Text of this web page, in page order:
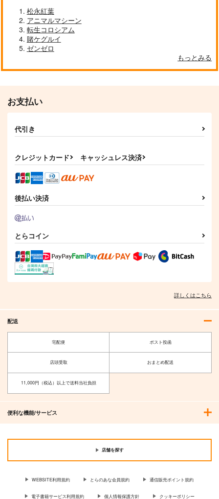
松永紅葉
アニマルマシーン
転生コロシアム
賭ケグルイ
ゼンゼロ
もっとみる
お支払い
代引き
クレジットカード キャッシュレス決済
後払い決済
とらコイン
詳しくはこちら
配送
宅配便 ポスト投函
店頭受取 おまとめ配送
11,000円（税込）以上で送料当社負担
便利な機能/サービス
店舗を探す
WEBSITE利用規約 とらのあな会員規約 通信販売ポイント規約
電子書籍サービス利用規約 個人情報保護方針 クッキーポリシー